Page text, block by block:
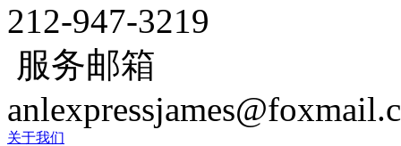
212-947-3219
服务邮箱
关于我们